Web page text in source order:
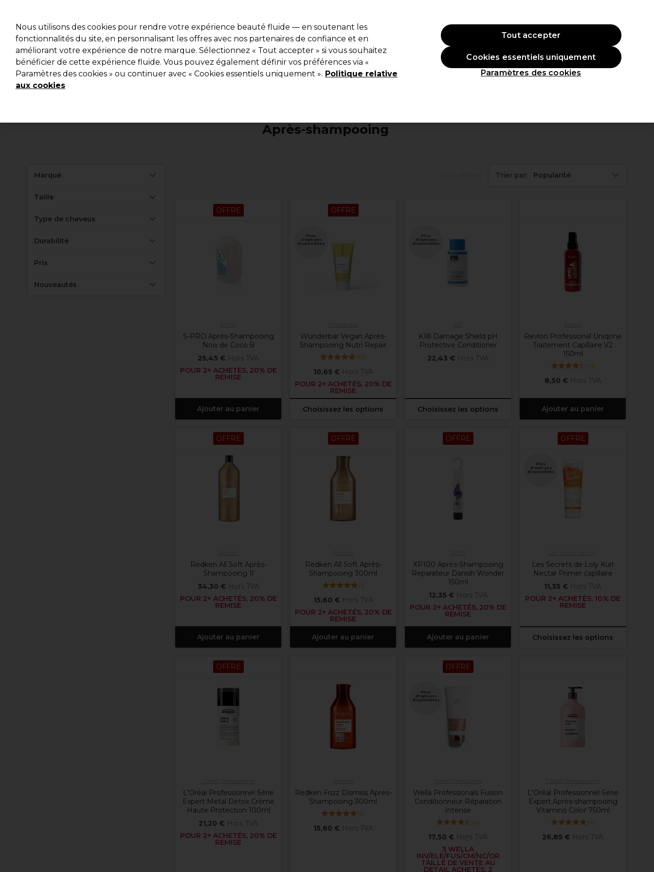
Rechercher
Se connecter
Marques Bons plans ⭐ Coiffure Electro et Matériel Equipement de salon Beauté Hommes Nouveaux produits Étudiants Inspirations Les Prix Professionnels
Livraison le lendemain*
Après-shampooing
Marque
Taille
Type de cheveux
Durabilité
Prix
Nouveautés
Trier par: Popularité
OFFRE
S-PRO Après-Shampooing
Noix de Coco 5l
25,45 € Hors TVA
POUR 2+ ACHETÉS, 20% DE
REMISE
Ajouter au panier
OFFRE
Plus
d'options
disponibles
Wunderbar Vegan Après-
Shampooing Nutri Repair
(10)
10,65 € Hors TVA
POUR 2+ ACHETÉS, 20% DE
REMISE
Choisissez les options
Plus
d'options
disponibles
K18 Damage Shield pH
Protective Conditioner
22,43 € Hors TVA
Choisissez les options
Revlon Professional Uniqone
Traitement Capillaire V2
150ml
(11)
8,50 € Hors TVA
Ajouter au panier
OFFRE
Redken All Soft Après-
Shampooing 1l
34,30 € Hors TVA
POUR 2+ ACHETÉS, 20% DE
REMISE
Ajouter au panier
OFFRE
Redken All Soft Après-
Shampooing 300ml
(1)
15,60 € Hors TVA
POUR 2+ ACHETÉS, 20% DE
REMISE
Ajouter au panier
OFFRE
XP100 Après-Shampooing
Reparateur Danish Wonder
150ml
12,35 € Hors TVA
POUR 2+ ACHETÉS, 20% DE
REMISE
Ajouter au panier
OFFRE
Plus
d'options
disponibles
Les Secrets de Loly Kurl
Nectar Primer capillaire
11,35 € Hors TVA
POUR 2+ ACHETÉS, 10% DE
REMISE
Choisissez les options
OFFRE
L'Oréal Professionnel Série
Expert Metal Detox Crème
Haute Protection 100ml
21,20 € Hors TVA
POUR 2+ ACHETÉS, 20% DE
REMISE
Redken Frizz Dismiss Après-
Shampooing 300ml
(2)
15,60 € Hors TVA
OFFRE
Plus
d'options
disponibles
Wella Professionals Fusion
Conditionneur Réparation
Intense
(4)
17,50 € Hors TVA
3 WELLA
INV/ELE/FUS/CM/NC/OR
TAILLE DE VENTE AU
DETAIL ACHETÉS, 2
L'Oréal Professionnel Série
Expert Après-shampooing
Vitamino Color 750ml
(4)
26,85 € Hors TVA
Nous utilisons des cookies pour rendre votre expérience beauté fluide — en soutenant les
fonctionnalités du site, en personnalisant les offres avec nos partenaires de confiance et en
améliorant votre expérience de notre marque. Sélectionnez « Tout accepter » si vous souhaitez
bénéficier de cette expérience fluide. Vous pouvez également définir vos préférences via «
Paramètres des cookies » ou continuer avec « Cookies essentiels uniquement ». Politique relative
aux cookies
Paramètres des cookies
Cookies essentiels uniquement
Tout accepter